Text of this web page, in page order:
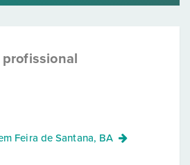
profissional
Feira de Santana, BA